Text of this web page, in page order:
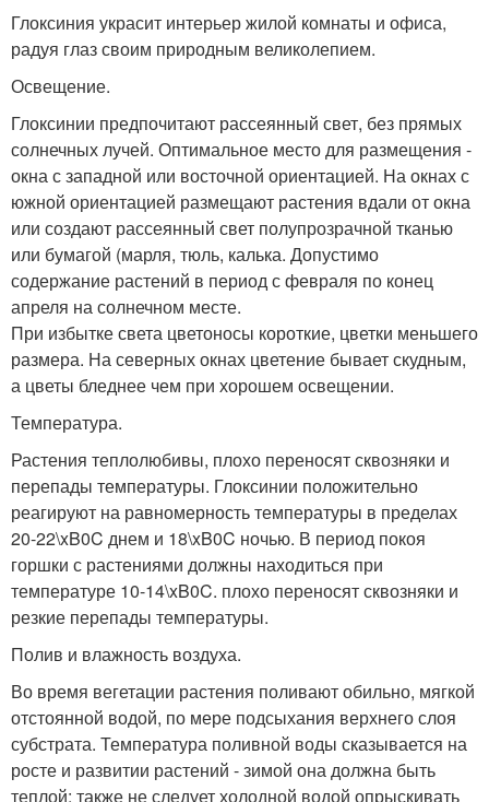
Глоксиния украсит интерьер жилой комнаты и офиса,
радуя глаз своим природным великолепием.
Освещение.
Глоксинии предпочитают рассеянный свет, без прямых
солнечных лучей. Оптимальное место для размещения -
окна с западной или восточной ориентацией. На окнах с
южной ориентацией размещают растения вдали от окна
или создают рассеянный свет полупрозрачной тканью
или бумагой (марля, тюль, калька. Допустимо
содержание растений в период с февраля по конец
апреля на солнечном месте.
При избытке света цветоносы короткие, цветки меньшего
размера. На северных окнах цветение бывает скудным,
а цветы бледнее чем при хорошем освещении.
Температура.
Растения теплолюбивы, плохо переносят сквозняки и
перепады температуры. Глоксинии положительно
реагируют на равномерность температуры в пределах
20-22\xB0C днем и 18\xB0C ночью. В период покоя
горшки с растениями должны находиться при
температуре 10-14\xB0C. плохо переносят сквозняки и
резкие перепады температуры.
Полив и влажность воздуха.
Во время вегетации растения поливают обильно, мягкой
отстоянной водой, по мере подсыхания верхнего слоя
субстрата. Температура поливной воды сказывается на
росте и развитии растений - зимой она должна быть
теплой; также не следует холодной водой опрыскивать